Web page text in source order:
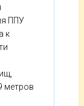
ППУ
к
метров